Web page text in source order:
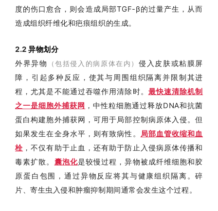
度的伤口愈合，则会造成局部TGF-β的过量产生，从而
造成组织纤维化和疤痕组织的生成。
2.2异物划分
外界异物
（包括侵入的病原体在内）侵入皮肤或粘膜屏
障，引起多种反应，使其与周围组织隔离并限制其进
程，尤其是不能通过吞噬作用清除时。 最快速清除机制
之一是细胞外捕获网 ，中性粒细胞通过释放DNA和抗菌
蛋白构建胞外捕获网，可用于局部控制病原体入侵。但
如果发生在全身水平，则有致病性。 局部血管收缩和血
栓 ，不仅有助于止血，还有助于防止入侵病原体传播和
毒素扩散。 囊泡化是较慢过程，异物被成纤维细胞和胶
原蛋白包围，通过异物反应将其与健康组织隔离。碎
片、寄生虫入侵和肿瘤抑制期间通常会发生这个过程。